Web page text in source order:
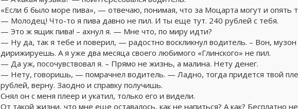
«Если б было море пива», — отвечаю, понимая, что за Моцарта могут и опять
— Молодец! Что-то я пива давно не пил. И ты еще тут. 240 рублей с тебя.
— Это ж ящик пива! – ахнул я. — Мне что, по миру идти?
— Ну да, так я тебе и поверил, — радостно воскликнул водитель. – Вон,
дирижируешь. А я уже два месяца своего любимого «Глинского» не пил.
— Да уж, посочувствовал я. – Прямо не жизнь, а малина. Нету денег.
— Нету, говоришь, — помрачнел водитель. — Ладно, тогда придется твой
рублей, верну. Заодно и справку получишь.
Снял он с меня плеер и укатил, только его и видели.
От такой жизни, что мне еще оставалось, как не напиться? А как? Бесплатно